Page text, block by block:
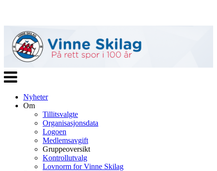
Veksle
navigasjon
Nyheter
Om
Tillitsvalgte
Organisasjonsdata
Logoen
Medlemsavgift
Gruppeoversikt
Kontrollutvalg
Lovnorm for Vinne Skilag